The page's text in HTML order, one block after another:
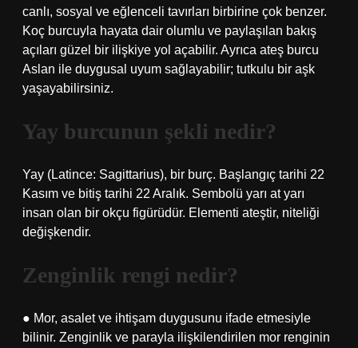
canlı, sosyal ve eğlenceli tavırları birbirine çok benzer.
Koç burcuyla hayata dair olumlu ve paylaşılan bakış
açıları güzel bir ilişkiye yol açabilir. Ayrıca ateş burcu
Aslan ile duygusal uyum sağlayabilir; tutkulu bir aşk
yaşayabilirsiniz.
Yay burcunun şekli nedir?
Yay (Latince: Sagittarius), bir burç. Başlangıç ​​tarihi 22
Kasım ve bitiş tarihi 22 Aralık. Sembolü yarı at yarı
insan olan bir okçu figürüdür. Elementi ateştir, niteliği
değişkendir.
Zenginlik rengi nedir?
● Mor, asalet ve ihtişam duygusunu ifade etmesiyle
bilinir. Zenginlik ve parayla ilişkilendirilen mor renginin